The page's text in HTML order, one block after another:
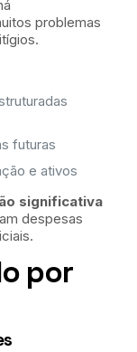
problemas
futuras
e ativos
significativa
despesas
por